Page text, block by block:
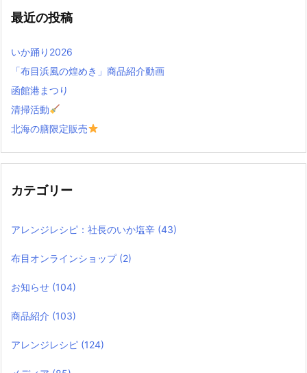
最近の投稿
いか踊り2026
「布目浜風の煌めき」商品紹介動画
函館港まつり
清掃活動
北海の膳限定販売
カテゴリー
アレンジレシピ：社長のいか塩辛 (43)
布目オンラインショップ (2)
お知らせ (104)
商品紹介 (103)
アレンジレシピ (124)